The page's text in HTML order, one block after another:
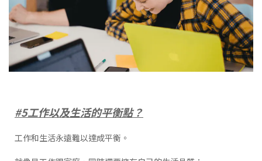
#5工作以及生活的平衡點？
工作和生活永遠難以達成平衡。